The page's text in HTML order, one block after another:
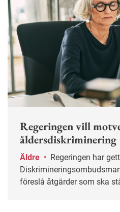
Regeringen vill
åldersdiskriminering
Äldre •
föreslå åtgärder som ska